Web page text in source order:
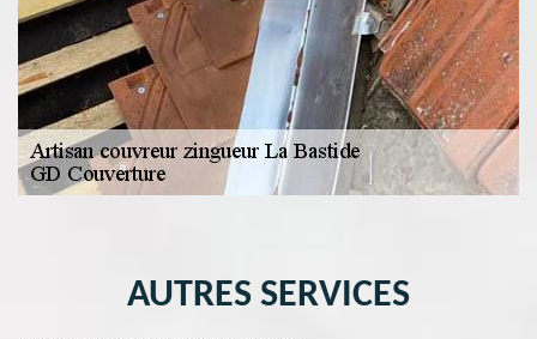
AUTRES SERVICES